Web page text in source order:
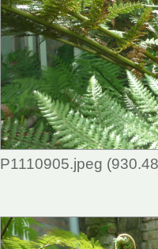
P1110905.jpeg